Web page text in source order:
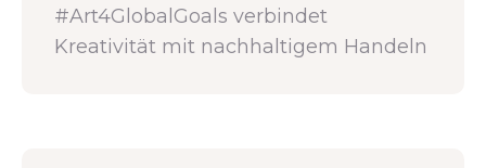
#Art4GlobalGoals verbindet
Kreativität mit nachhaltigem Handeln